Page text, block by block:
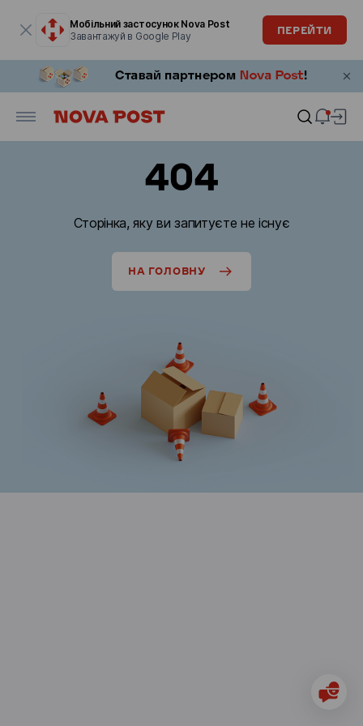
Мобільний застосунок Nova Post
Завантажуй в Google Play
ПЕРЕЙТИ
404
Сторінка, яку ви запитуєте не існує
НА ГОЛОВНУ